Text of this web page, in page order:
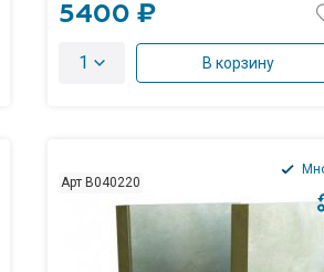
5400 ₽
1 В корзину
Арт B040220